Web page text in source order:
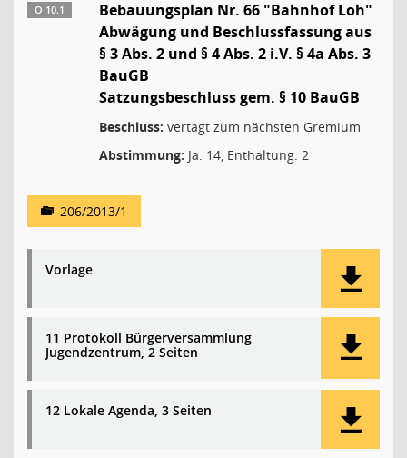
Ö 10.1
Bebauungsplan Nr. 66 "Bahnhof Loh"
Abwägung und Beschlussfassung aus
§ 3 Abs. 2 und § 4 Abs. 2 i.V. § 4a Abs. 3
BauGB
Satzungsbeschluss gem. § 10 BauGB
Beschluss: vertagt zum nächsten Gremium
Abstimmung: Ja: 14, Enthaltung: 2
206/2013/1
Vorlage
11 Protokoll Bürgerversammlung
Jugendzentrum, 2 Seiten
12 Lokale Agenda, 3 Seiten